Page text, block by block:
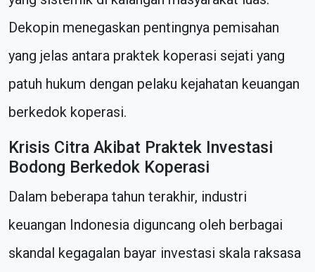
Dekopin menegaskan pentingnya pemisahan
yang jelas antara praktek koperasi sejati yang
patuh hukum dengan pelaku kejahatan keuangan
berkedok koperasi.
Krisis Citra Akibat Praktek Investasi
Bodong Berkedok Koperasi
Dalam beberapa tahun terakhir, industri
keuangan Indonesia diguncang oleh berbagai
skandal kegagalan bayar investasi skala raksasa